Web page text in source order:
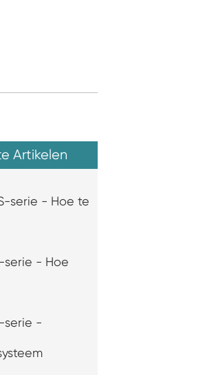
Artikelen
serie - Hoe te
serie - Hoe
serie -